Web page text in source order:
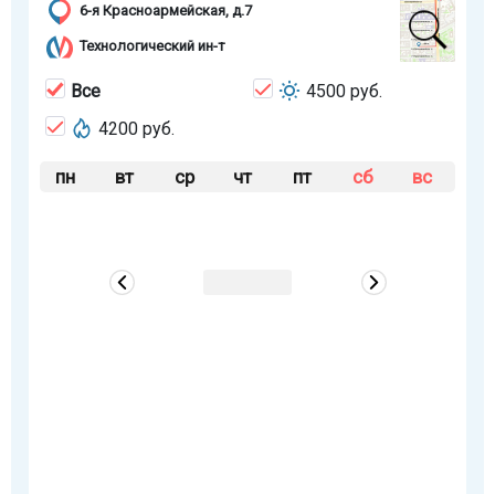
6-я Красноармейская, д.7
Технологический ин-т
Все
4500 руб.
4200 руб.
пн вт ср чт пт сб вс